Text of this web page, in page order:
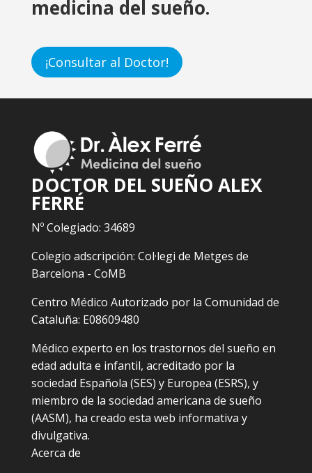
medicina del sueño.
¡Consultar al Doctor!
DOCTOR DEL SUEÑO ALEX
FERRÉ
Nº Colegiado: 34689
Colegio adscripción: Col·legi de Metges de
Barcelona - CoMB
Centro Médico Autorizado por la Comunidad de
Cataluña: E08609480
Médico experto en los trastornos del sueño en
edad adulta e infantil, acreditado por la
sociedad Española (SES) y Europea (ESRS), y
miembro de la sociedad americana de sueño
(AASM), ha creado esta web informativa y
divulgativa.
Acerca de